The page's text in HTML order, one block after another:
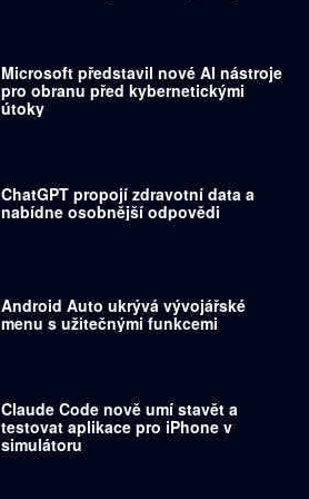
Microsoft představil nové AI nástroje
pro obranu před kybernetickými
útoky
ChatGPT propojí zdravotní data a
nabídne osobnější odpovědi
Android Auto ukrývá vývojářské
menu s užitečnými funkcemi
Claude Code nově umí stavět a
testovat aplikace pro iPhone v
simulátoru